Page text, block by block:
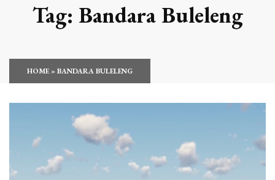
Tag: Bandara Buleleng
HOME»BANDARA BULELENG